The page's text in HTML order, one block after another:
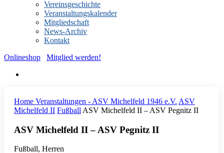
Vereinsgeschichte
Veranstaltungskalender
Mitgliedschaft
News-Archiv
Kontakt
Onlineshop
Mitglied werden!
Home Veranstaltungen - ASV Michelfeld 1946 e.V. ASV
Michelfeld II Fußball ASV Michelfeld II – ASV Pegnitz II
ASV Michelfeld II – ASV Pegnitz II
Fußball, Herren